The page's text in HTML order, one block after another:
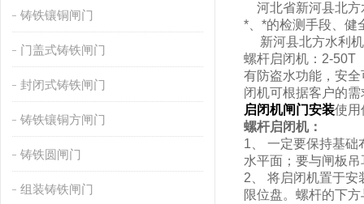
铸铁镶铜闸门
门盖式铸铁闸门
封闭式铸铁闸门
铸铁镶铜方闸门
铸铁圆闸门
组装铸铁闸门
河北省新河县北方
*、*的检测手段、健
新河县北方水利机
螺杆启闭机：2-50T
有防盗水功能，安
闭机可根据客户的
启闭机闸门安装使用
螺杆启闭机：
1、 一定要保持基础
水平面；要与闸板
2、 将启闭机置于
限位盘。螺杆的下